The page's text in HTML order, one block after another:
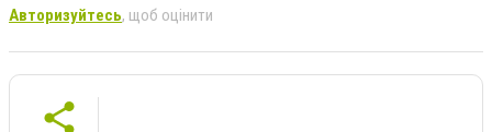
Авторизуйтесь, щоб оцінити